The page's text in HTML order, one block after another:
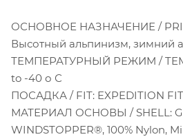
ОСНОВНОЕ НАЗНАЧЕНИЕ /
Высотный альпинизм, зимний
ТЕМПЕРАТУРНЫЙ РЕЖИМ /
to -40 о С
ПОСАДКА / FIT: EXPEDITION FIT
МАТЕРИАЛ ОСНОВЫ / SHELL:
WINDSTOPPER®, 100% Nylon,